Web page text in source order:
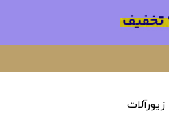
زیورآلات